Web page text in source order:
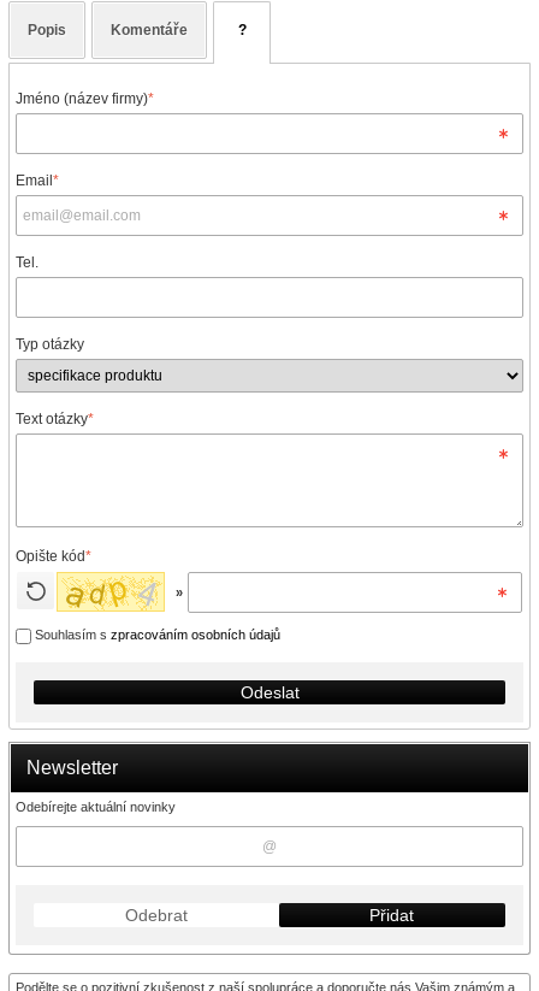
Newsletter
Odebírejte aktuální novinky
Odebrat Přidat
Podělte se o pozitivní zkušenost z naší spolupráce a doporučte nás Vašim známým a
Popis Komentáře ?
Jméno (název firmy)*
Email *
Tel.
Typ otázky
Text otázky*
Opište kód*
»
Souhlasím s zpracováním osobních údajů
Odeslat